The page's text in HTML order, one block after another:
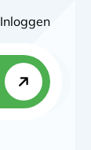
Inloggen